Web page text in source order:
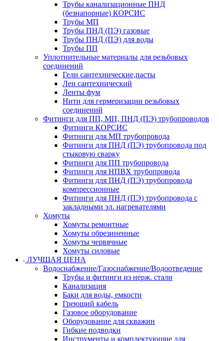
Трубы канализационные ПНД
(безнапорные) КОРСИС
Трубы МП
Трубы ПНД (ПЭ) газовые
Трубы ПНД (ПЭ) для воды
Трубы ПП
Уплотнительные материалы для резьбовых
соединений
Гели сантехнические,пасты
Лен сантехнический
Ленты фум
Нити для гермеризации резьбовых
соединений
Фитинги для ПП, МП, ПНД (ПЭ) трубопроводов
Фитинги КОРСИС
Фитинги для МП трубопровода
Фитинги для ПНД (ПЭ) трубопровода под
стыковую сварку
Фитинги для ПП трубопровода
Фитинги для НПВХ трубопровода
Фитинги для ПНД (ПЭ) трубопровода
компрессионные
Фитинги для ПНД (ПЭ) трубопровода с
закладными эл. нагревателями
Хомуты
Хомуты ремонтные
Хомуты обрезиненные
Хомуты червячные
Хомуты силовые
ЛУЧШАЯ ЦЕНА
Водоснабжение/Газоснабжение/Водоотведение
Трубы и фитинги из нерж. стали
Канализация
Баки для воды, емкости
Греющий кабель
Газовое оборудование
Оборудование для скважин
Гибкие подводки
Инструменты и комплектующие для